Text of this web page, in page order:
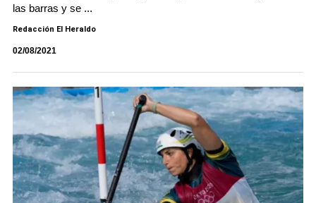
las barras y se ...
Redacción El Heraldo
02/08/2021